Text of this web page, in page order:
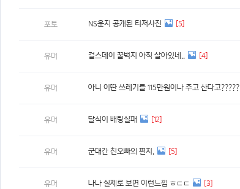
포토 NS윤지 공개된 티저사진 [5]
유머 걸스데이 꿀벅지 아직 살아있네.. [4]
유머 아니 이딴 쓰레기를 115만원이나 주고 산다고?????
유머 달식이 배팅실패 [12]
유머 군대간 친오빠의 편지. [5]
유머 나나 실제로 보면 이런느낌 ㅎㄷㄷ [3]